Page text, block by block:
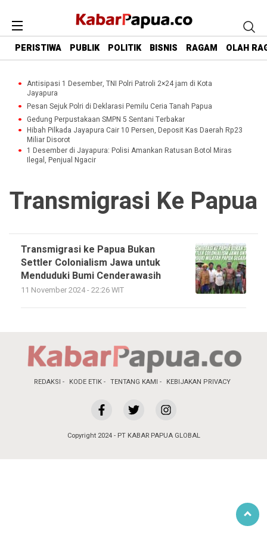
PERISTIWA PUBLIK POLITIK BISNIS RAGAM OLAH
Antisipasi 1 Desember, TNI Polri Patroli 2×24 jam di Kota
Jayapura
Pesan Sejuk Polri di Deklarasi Pemilu Ceria Tanah Papua
Gedung Perpustakaan SMPN 5 Sentani Terbakar
Hibah Pilkada Jayapura Cair 10 Persen, Deposit Kas Daerah Rp23
Miliar Disorot
1 Desember di Jayapura: Polisi Amankan Ratusan Botol Miras
Ilegal, Penjual Ngacir
Transmigrasi Ke Papua
Transmigrasi ke Papua Bukan
Settler Colonialism Jawa untuk
Menduduki Bumi Cenderawasih
11 November 2024 - 22:26 WIT
REDAKSI KODE ETIK TENTANG KAMI KEBIJAKAN PRIVACY
Copyright 2024 - PT KABAR PAPUA GLOBAL